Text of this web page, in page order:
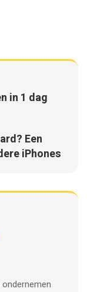
in 1 dag
Een
iPhones